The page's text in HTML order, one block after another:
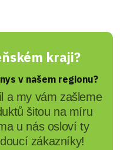
kraji?
v našem regionu?
a my vám zašleme
šitou na míru
u nás osloví ty
zákazníky!